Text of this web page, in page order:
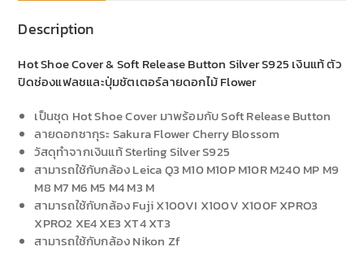
Description
Hot Shoe Cover & Soft Release Button Silver S925 เงินแท้ ตัว
ปิดช่องแฟลชและปุ่มชัตเตอร์ลายดอกไม้ Flower
เป็นชุด Hot Shoe Cover มาพร้อมกับ Soft Release Button
ลายดอกซากุระ Sakura Flower Cherry Blossom
วัสดุทำจากเงินแท้ Sterling Silver S925
สามารถใช้กับกล้อง Leica Q3 M10 M10P M10R M240 MP M9
M8 M7 M6 M5 M4 M3 M
สามารถใช้กับกล้อง Fuji X100VI X100V X100F XPRO3
XPRO2 XE4 XE3 XT4 XT3
สามารถใช้กับกล้อง Nikon Zf